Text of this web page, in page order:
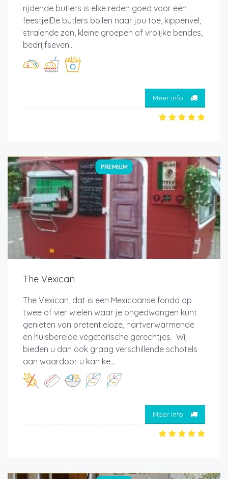
rijdende butlers is elke reden goed voor een
feestje!De butlers bollen naar jou toe, kippenvel,
stralende zon, kleine groepen of vrolijke bendes,
bedrijfseven...
Meer info
PREMIUM
The Vexican
The Vexican, dat is een Mexicaanse fonda op
twee of vier wielen waar je ongedwongen kunt
genieten van pretentieloze, hartverwarmende
en huisbereide vegetarische gerechtjes. Wij
bieden u dan ook graag verschillende schotels
aan waardoor u kan ke...
Meer info